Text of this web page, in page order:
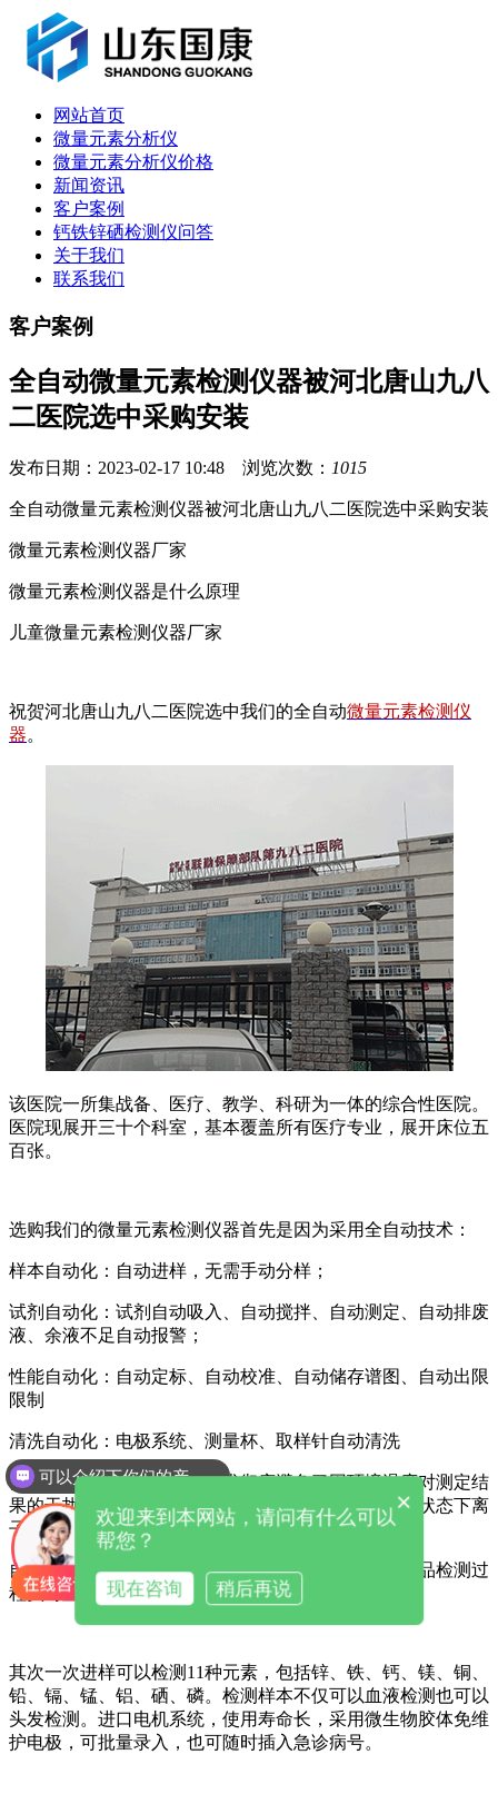
网站首页
微量元素分析仪
微量元素分析仪价格
新闻资讯
客户案例
钙铁锌硒检测仪问答
关于我们
联系我们
客户案例
全自动微量元素检测仪器被河北唐山九八
二医院选中采购安装
发布日期：2023-02-17 10:48 浏览次数： 1015
全自动微量元素检测仪器被河北唐山九八二医院选中采购安装
微量元素检测仪器厂家
微量元素检测仪器是什么原理
儿童微量元素检测仪器厂家
祝贺河北唐山九八二医院选中我们的全自动微量元素检测仪
器。
该医院一所集战备、医疗、教学、科研为一体的综合性医院。
医院现展开三十个科室，基本覆盖所有医疗专业，展开床位五
百张。
选购我们的微量元素检测仪器首先是因为采用全自动技术：
样本自动化：自动进样，无需手动分样；
试剂自动化：试剂自动吸入、自动搅拌、自动测定、自动排废
液、余液不足自动报警；
性能自动化：自动定标、自动校准、自动储存谱图、自动出限
限制
清洗自动化：电极系统、测量杯、取样针自动清洗
自动温控技术：自动恒温技术彻底避免了因环境温度对测定结
果的干扰，可因地域温度差异自行调整，保证了恒温状态下离
子活跃度
自动监控系统：传感器处理过程、仪器运行状态、样品检测过
程实时显示、实时监控
其次一次进样可以检测11种元素，包括锌、铁、钙、镁、铜、
铅、镉、锰、铝、硒、磷。检测样本不仅可以血液检测也可以
头发检测。进口电机系统，使用寿命长，采用微生物胶体免维
护电极，可批量录入，也可随时插入急诊病号。
可以介绍下你们的产品么
×
欢迎来到本网站，请问有什么可以
帮您？
现在咨询 稍后再说